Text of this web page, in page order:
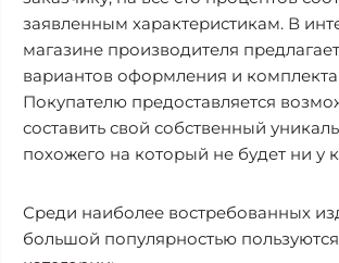
заявленным характеристикам. В
магазине производителя
вариантов оформления и
Покупателю предоставляется
составить свой собственный
похожего на который не будет ни у
Среди наиболее востребованных
большой популярностью